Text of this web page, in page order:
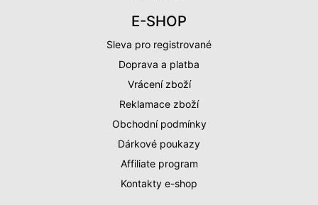
E-SHOP
Sleva pro registrované
Doprava a platba
Vrácení zboží
Reklamace zboží
Obchodní podmínky
Dárkové poukazy
Affiliate program
Kontakty e-shop